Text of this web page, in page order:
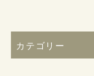
カテゴリー